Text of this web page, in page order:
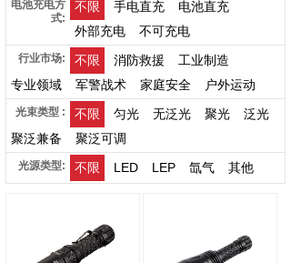
电池充电方
式:
不限 手电直充
电池直充
外部充电
不可充电
行业市场: 不限 消防救援
工业制造
专业领域
军警战术 家庭安全 户外运动
光束类型 : 不限 匀光 无泛光 聚光
泛光
聚泛兼备
聚泛可调
光源类型: 不限 LED LEP 氙气 其他